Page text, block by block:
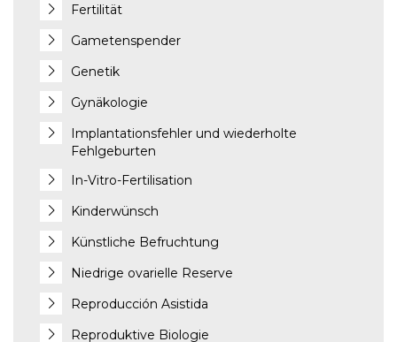
Fertilität
Gametenspender
Genetik
Gynäkologie
Implantationsfehler und wiederholte
Fehlgeburten
In-Vitro-Fertilisation
Kinderwünsch
Künstliche Befruchtung
Niedrige ovarielle Reserve
Reproducción Asistida
Reproduktive Biologie